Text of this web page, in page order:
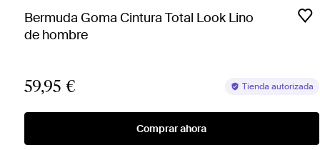
Bermuda Goma Cintura Total Look Lino
de hombre
59,95 € Tienda autorizada
Comprar ahora